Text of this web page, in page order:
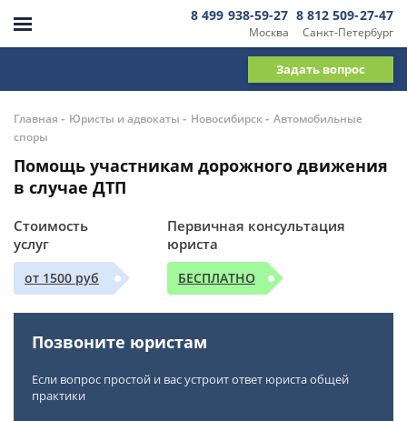
Москва
8 499 938-59-27
Санкт-Петербург
8 812 509-27-47
Задать вопрос
Главная - Юристы и адвокаты - Новосибирск- Автомобильные
споры
Помощь участникам дорожного движения
в случае ДТП
Стоимость
услуг
от 1500 руб
Первичная консультация
юриста
БЕСПЛАТНО
Позвоните юристам
Если вопрос простой и вас устроит ответ юриста общей
практики